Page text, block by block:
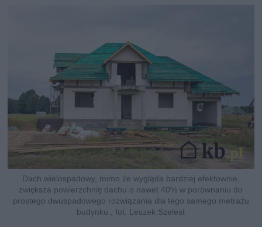
Dach wielospadowy, mimo że wygląda bardziej efektownie,
zwiększa powierzchnię dachu o nawet 40% w porównaniu do
prostego dwuspadowego rozwiązania dla tego samego metrażu
budynku., fot. Leszek Szelest